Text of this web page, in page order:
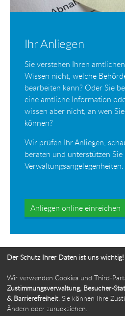
Ihr Anliegen
Sie verstehen Ihren
Wissen nicht, welche
bearbeiten kann? Oder Sie
eine amtliche Information
wissen aber nicht, an wen
können?
Wir prüfen Ihr Anliegen,
beraten und unterstützen Sie
Verwaltungsangelegenheiten.
Anliegen online einreichen
Ihr Weg zur
Der Schutz Ihrer Daten ist uns wichtig!
Wir verwenden Cookies und Third-
Zustimmungsverwaltung, Besucher-
& Barrierefreiheit. Sie können Ihre
Ändern oder zurückziehen.